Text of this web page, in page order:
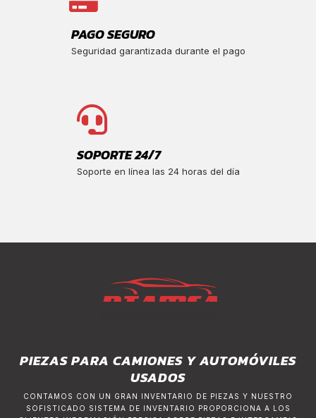
PAGO SEGURO
Seguridad garantizada durante el pago
SOPORTE 24/7
Soporte en línea las 24 horas del día
PIEZAS PARA CAMIONES Y AUTOMÓVILES
USADOS
CONTAMOS CON UN GRAN INVENTARIO DE PIEZAS Y NUESTRO
SOFISTICADO SISTEMA DE INVENTARIO PROPORCIONA A LOS